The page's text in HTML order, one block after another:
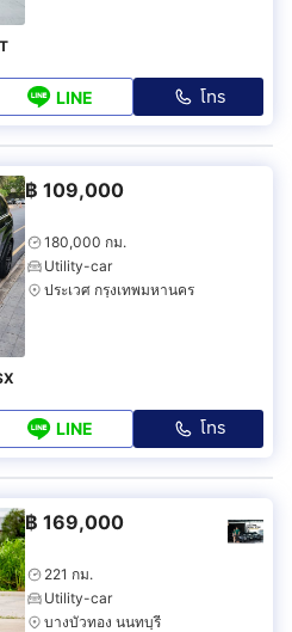
LINE โทร
฿ 109,000
180,000 กม.
Utility-car
ประเวศ กรุงเทพมหานคร
LINE โทร
฿ 169,000
221 กม.
Utility-car
บางบัวทอง นนทบุรี